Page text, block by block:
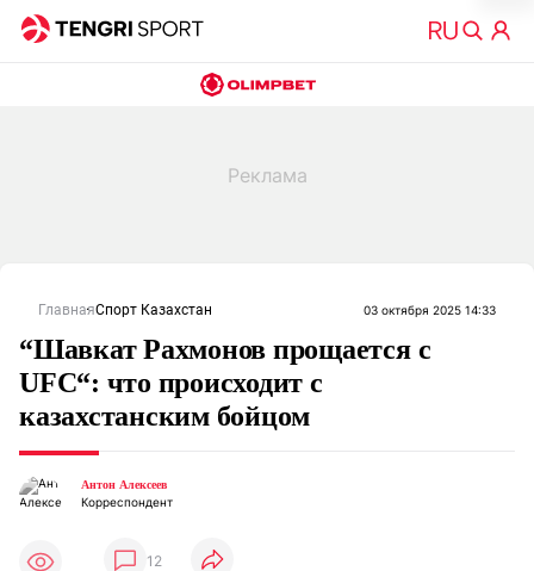
ГлавнаяСпорт Казахстан 03 октября 2025 14:33
“Шавкат Рахмонов прощается с
UFC“: что происходит с
казахстанским бойцом
Антон Алексеев
Корреспондент
12